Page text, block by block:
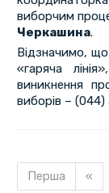
виборчим
Черкашина.
Відзначимо,
«гаряча
виникнення
виборів –
Перша «